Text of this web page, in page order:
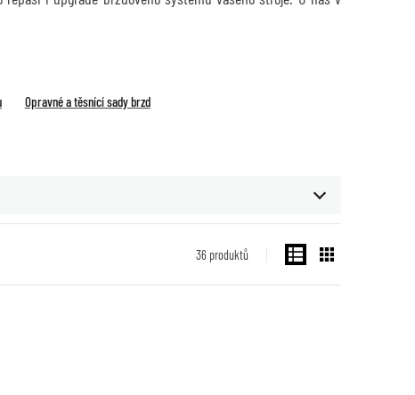
Opravné a těsnící sady brzd
36 produktů